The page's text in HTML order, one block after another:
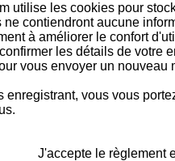
utilise les cookies pour
ne contiendront aucune
à améliorer le confort
les détails de votre
vous envoyer un nouveau
enregistrant, vous vous
J'accepte le règlement